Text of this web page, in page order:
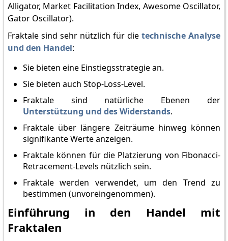
Alligator, Market Facilitation Index, Awesome Oscillator,
Gator Oscillator).
Fraktale sind sehr nützlich für dietechnische Analyse
und den Handel:
Sie bieten eine Einstiegsstrategie an.
Sie bieten auch Stop-Loss-Level.
Fraktale sind natürliche Ebenen der
Unterstützung und des Widerstands.
Fraktale über längere Zeiträume hinweg können
signifikante Werte anzeigen.
Fraktale können für die Platzierung von Fibonacci-
Retracement-Levels nützlich sein.
Fraktale werden verwendet, um den Trend zu
bestimmen (unvoreingenommen).
Einführung in den Handel mit
Fraktalen